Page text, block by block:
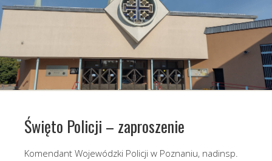
Święto Policji – zaproszenie
Komendant Wojewódzki Policji w Poznaniu, nadinsp.